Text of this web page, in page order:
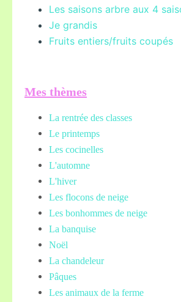
Les saisons arbre aux 4
Je grandis
Fruits entiers/fruits coupés
Mes thèmes
La rentrée des classes
Le printemps
Les cocinelles
L'automne
L'hiver
Les flocons de neige
Les bonhommes de neige
La banquise
Noël
La chandeleur
Pâques
Les animaux de la ferme